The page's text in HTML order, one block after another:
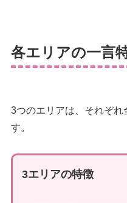
各エリアの一言
3つのエリアは、それぞれ
す。
3エリアの特徴